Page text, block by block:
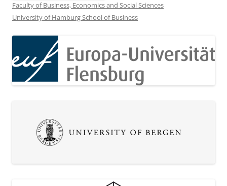
Faculty of Business, Economics and Social Sciences
University of Hamburg School of Business